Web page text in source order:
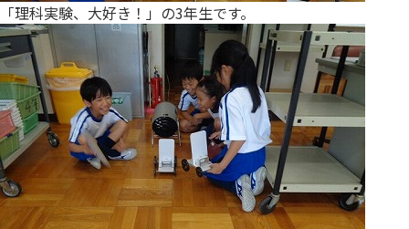
「理科実験、大好き！」の3年生です。